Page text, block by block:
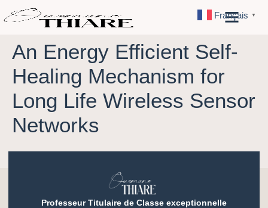
An Energy Efficient Self-
Healing Mechanism for
Long Life Wireless Sensor
Networks
Professeur Titulaire de Classe exceptionnelle
Français ▼